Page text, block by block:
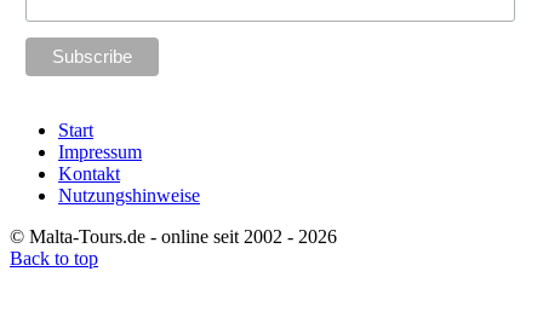
Start
Impressum
Kontakt
Nutzungshinweise
© Malta-Tours.de - online seit 2002 - 2026
Back to top